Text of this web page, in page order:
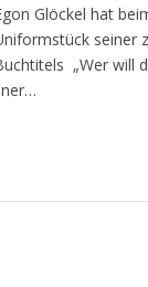
Glöckel hat
seiner
„Wer will